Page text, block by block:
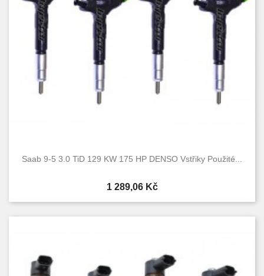
Saab 9-5 3.0 TiD 129 KW 175 HP DENSO Vstřiky Použité...
Cena
1 289,06 Kč